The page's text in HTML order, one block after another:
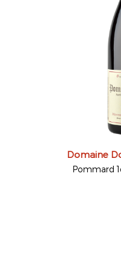
Domaine
Pommard